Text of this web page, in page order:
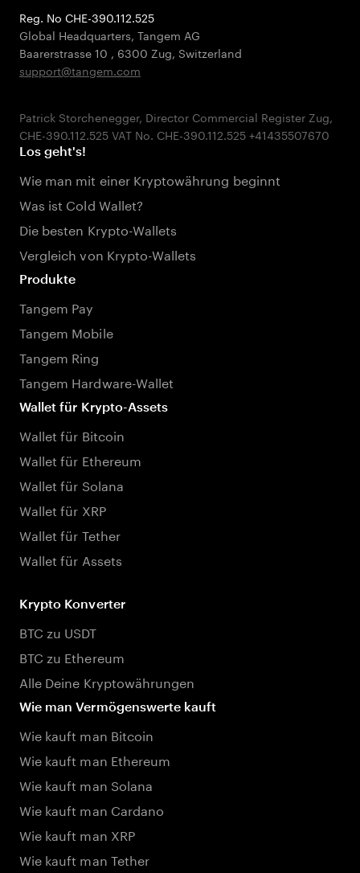
Reg. No CHE-390.112.525
Global Headquarters, Tangem AG
Baarerstrasse 10 , 6300 Zug, Switzerland
support@tangem.com
Patrick Storchenegger, Director Commercial Register Zug,
Los geht's!
Wie man mit einer Kryptowährung beginnt
Was ist Cold Wallet?
Die besten Krypto-Wallets
Vergleich von Krypto-Wallets
Produkte
Tangem Pay
Tangem Mobile
Tangem Ring
Tangem Hardware-Wallet
Wallet für Krypto-Assets
Wallet für Bitcoin
Wallet für Ethereum
Wallet für Solana
Wallet für XRP
Wallet für Tether
Wallet für Assets
Krypto Konverter
BTC zu USDT
BTC zu Ethereum
Alle Deine Kryptowährungen
Wie man Vermögenswerte kauft
Wie kauft man Bitcoin
Wie kauft man Ethereum
Wie kauft man Solana
Wie kauft man Cardano
Wie kauft man XRP
Wie kauft man Tether